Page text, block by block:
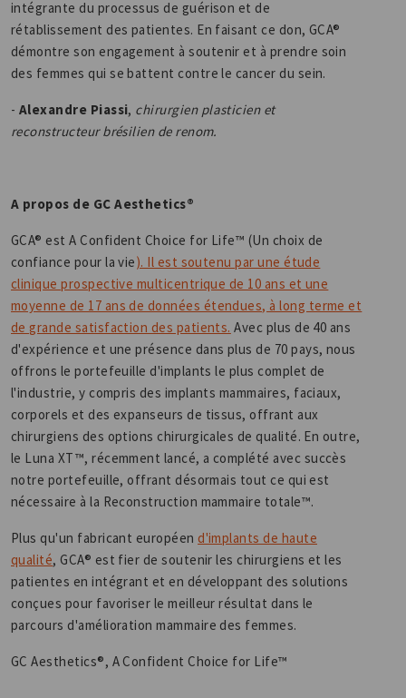
intégrante du processus de guérison et de
rétablissement des patientes. En faisant ce don, GCA®
démontre son engagement à soutenir et à prendre soin
des femmes qui se battent contre le cancer du sein.
- Alexandre Piassi, chirurgien plasticien et
reconstructeur brésilien de renom.
A propos de GC Aesthetics®
GCA® est A Confident Choice for Life™ (Un choix de
confiance pour la vie). Il est soutenu par une étude
clinique prospective multicentrique de 10 ans et une
moyenne de 17 ans de données étendues, à long terme et
de grande satisfaction des patients. Avec plus de 40 ans
d'expérience et une présence dans plus de 70 pays, nous
offrons le portefeuille d'implants le plus complet de
l'industrie, y compris des implants mammaires, faciaux,
corporels et des expanseurs de tissus, offrant aux
chirurgiens des options chirurgicales de qualité. En outre,
le Luna XT™, récemment lancé, a complété avec succès
notre portefeuille, offrant désormais tout ce qui est
nécessaire à la Reconstruction mammaire totale™.
Plus qu'un fabricant européend'implants de haute
qualité, GCA® est fier de soutenir les chirurgiens et les
patientes en intégrant et en développant des solutions
conçues pour favoriser le meilleur résultat dans le
parcours d'amélioration mammaire des femmes.
GC Aesthetics®, A Confident Choice for Life™